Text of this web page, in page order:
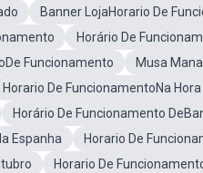
Banner LojaHorario De
Horário De
Funcionamento
Musa
Horario De FuncionamentoNa Hora
Horário De Funcionamento
Espanha
Horario De
Horario De